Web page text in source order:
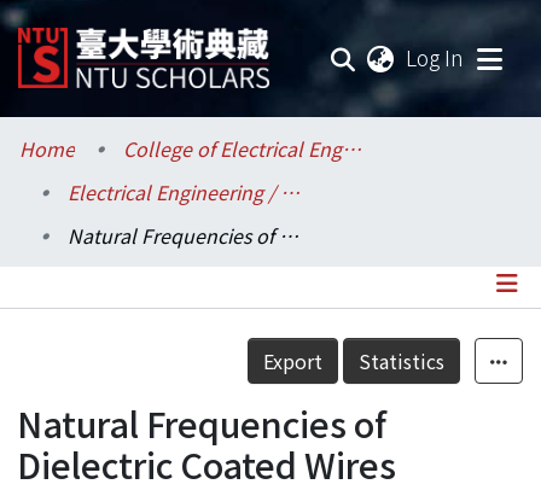
Log In
Communities & Collections
Research Outputs
Statistics
Home
College of Electrical Engineering and Computer Science / 電機資訊學院
Electrical Engineering / 電機工程學系
Natural Frequencies of Dielectric Coated Wires
Details
Export Statistics
Natural Frequencies of
Dielectric Coated Wires